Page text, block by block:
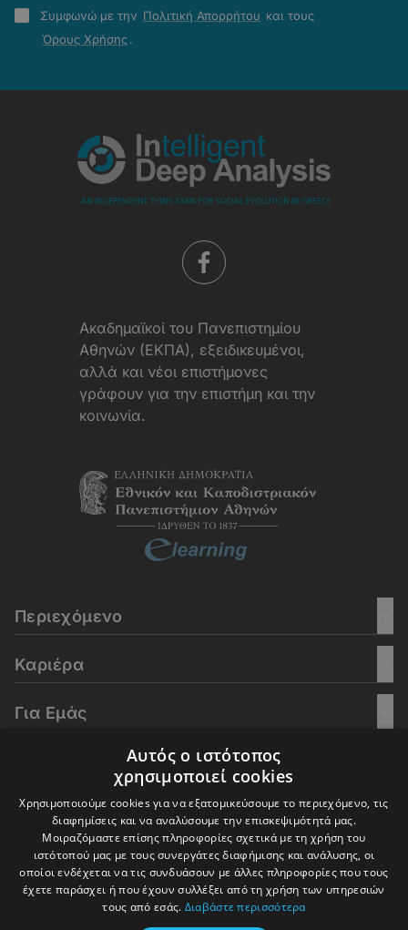
Πολιτική
Απορρήτου
Συμφωνώ με την Πολιτική Απορρήτου και τους
Όρους Χρήσης.
Aκαδημαϊκοί του Πανεπιστημίου
Αθηνών (ΕΚΠΑ), εξειδικευμένοι,
αλλά και νέοι επιστήμονες
γράφουν για την επιστήμη και την
κοινωνία.
Περιεχόμενο
Καριέρα
Για Εμάς
E-Learning
© 2016-2026 In Deep Analysis - All rights reserved.
Αυτός ο ιστότοπος
χρησιμοποιεί cookies
Χρησιμοποιούμε cookies για να εξατομικεύσουμε το περιεχόμενο, τις
διαφημίσεις και να αναλύσουμε την επισκεψιμότητά μας.
Μοιραζόμαστε επίσης πληροφορίες σχετικά με τη χρήση του
ιστότοπού μας με τους συνεργάτες διαφήμισης και ανάλυσης, οι
οποίοι ενδέχεται να τις συνδυάσουν με άλλες πληροφορίες που τους
έχετε παράσχει ή που έχουν συλλέξει από τη χρήση των υπηρεσιών
τους από εσάς. Διαβάστε περισσότερα